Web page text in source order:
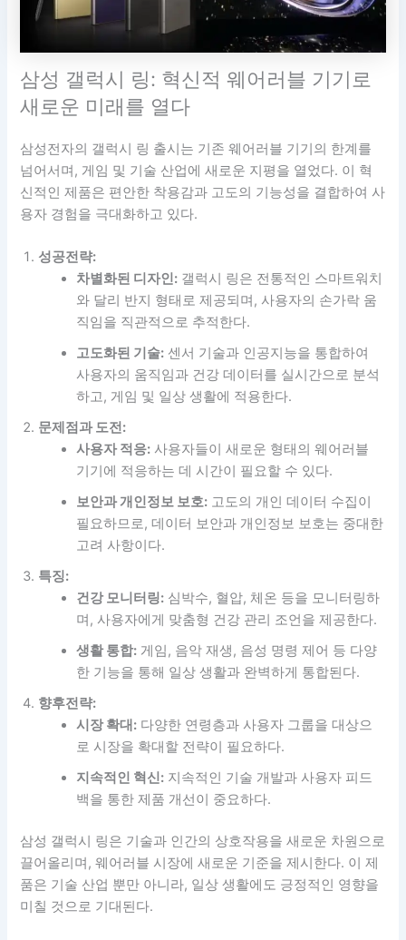
삼성 갤럭시 링: 혁신적 웨어러블 기기로
새로운 미래를 열다
삼성전자의 갤럭시 링 출시는 기존 웨어러블 기기의 한계를
넘어서며, 게임 및 기술 산업에 새로운 지평을 열었다. 이 혁
신적인 제품은 편안한 착용감과 고도의 기능성을 결합하여 사
용자 경험을 극대화하고 있다.
성공전략:
차별화된 디자인: 갤럭시 링은 전통적인 스마트워치
와 달리 반지 형태로 제공되며, 사용자의 손가락 움
직임을 직관적으로 추적한다.
고도화된 기술: 센서 기술과 인공지능을 통합하여
사용자의 움직임과 건강 데이터를 실시간으로 분석
하고, 게임 및 일상 생활에 적용한다.
문제점과 도전:
사용자 적응: 사용자들이 새로운 형태의 웨어러블
기기에 적응하는 데 시간이 필요할 수 있다.
보안과 개인정보 보호: 고도의 개인 데이터 수집이
필요하므로, 데이터 보안과 개인정보 보호는 중대한
고려 사항이다.
특징:
건강 모니터링: 심박수, 혈압, 체온 등을 모니터링하
며, 사용자에게 맞춤형 건강 관리 조언을 제공한다.
생활 통합: 게임, 음악 재생, 음성 명령 제어 등 다양
한 기능을 통해 일상 생활과 완벽하게 통합된다.
향후전략:
시장 확대: 다양한 연령층과 사용자 그룹을 대상으
로 시장을 확대할 전략이 필요하다.
지속적인 혁신: 지속적인 기술 개발과 사용자 피드
백을 통한 제품 개선이 중요하다.
삼성 갤럭시 링은 기술과 인간의 상호작용을 새로운 차원으로
끌어올리며, 웨어러블 시장에 새로운 기준을 제시한다. 이 제
품은 기술 산업 뿐만 아니라, 일상 생활에도 긍정적인 영향을
미칠 것으로 기대된다.